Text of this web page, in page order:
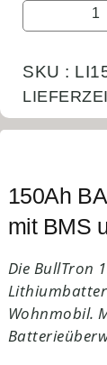
SKU :
150Ah
mit BMS
Die BullTron
Wohnmobil.